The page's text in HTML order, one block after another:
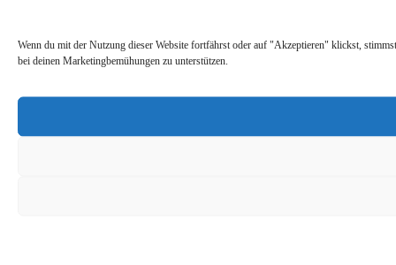
Wenn du mit der Nutzung dieser Website fortfährst oder auf "Akzeptieren" klickst,
bei deinen Marketingbemühungen zu unterstützen.